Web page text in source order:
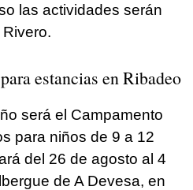
las actividades serán
estancias en Ribadeo
será el Campamento
para niños de 9 a 12
del 26 de agosto al 4
de A Devesa, en